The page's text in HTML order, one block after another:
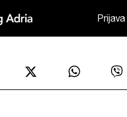
Prijava